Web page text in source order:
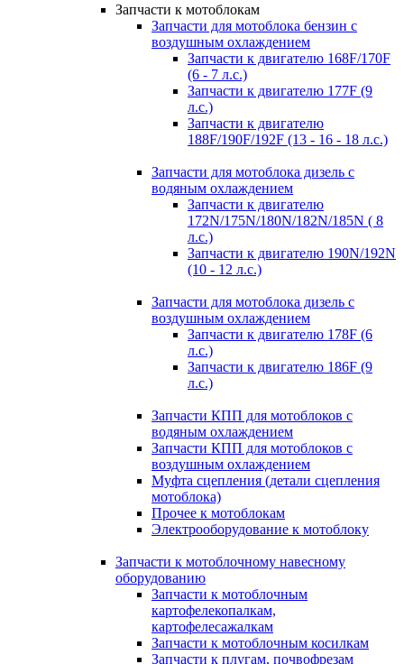
Запчасти к мотоблокам
Запчасти для мотоблока бензин с
воздушным охлаждением
Запчасти к двигателю 168F/170F
(6 - 7 л.с.)
Запчасти к двигателю 177F (9
л.с.)
Запчасти к двигателю
188F/190F/192F (13 - 16 - 18 л.с.)
Запчасти для мотоблока дизель с
водяным охлаждением
Запчасти к двигателю
172N/175N/180N/182N/185N ( 8
л.с.)
Запчасти к двигателю 190N/192N
(10 - 12 л.с.)
Запчасти для мотоблока дизель с
воздушным охлаждением
Запчасти к двигателю 178F (6
л.с.)
Запчасти к двигателю 186F (9
л.с.)
Запчасти КПП для мотоблоков с
водяным охлаждением
Запчасти КПП для мотоблоков с
воздушным охлаждением
Муфта сцепления (детали сцепления
мотоблока)
Прочее к мотоблокам
Электрооборудование к мотоблоку
Запчасти к мотоблочному навесному
оборудованию
Запчасти к мотоблочным
картофелекопалкам,
картофелесажалкам
Запчасти к мотоблочным косилкам
Запчасти к плугам, почвофрезам